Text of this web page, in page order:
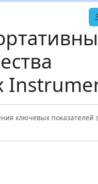
ключевых показателей